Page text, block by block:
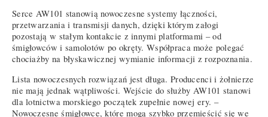
Serce AW101 stanowią nowoczesne systemy łączności,
przetwarzania i transmisji danych, dzięki którym załogi
pozostają w stałym kontakcie z innymi platformami – od
śmigłowców i samolotów po okręty. Współpraca może polegać
chociażby na błyskawicznej wymianie informacji z rozpoznania.
Lista nowoczesnych rozwiązań jest długa. Producenci i żołnierze
nie mają jednak wątpliwości. Wejście do służby AW101 stanowi
dla lotnictwa morskiego początek zupełnie nowej ery. –
Nowoczesne śmigłowce, które mogą szybko przemieścić się we